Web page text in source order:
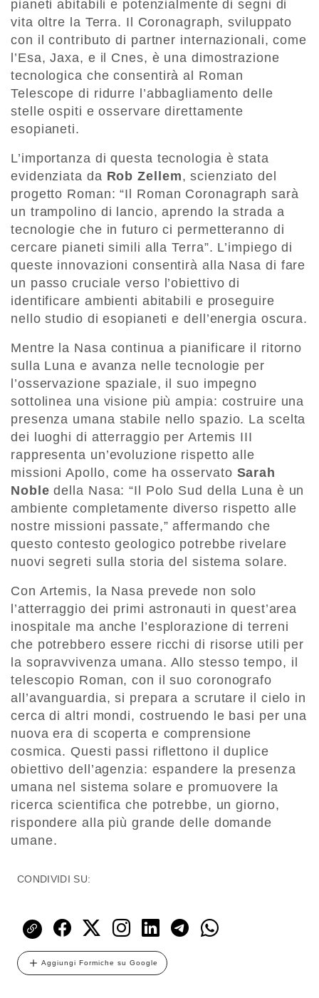
pianeti abitabili e potenzialmente di segni di
vita oltre la Terra. Il Coronagraph, sviluppato
con il contributo di partner internazionali, come
l’Esa, Jaxa, e il Cnes, è una dimostrazione
tecnologica che consentirà al Roman
Telescope di ridurre l’abbagliamento delle
stelle ospiti e osservare direttamente
esopianeti.
L’importanza di questa tecnologia è stata
evidenziata da Rob Zellem, scienziato del
progetto Roman: “Il Roman Coronagraph sarà
un trampolino di lancio, aprendo la strada a
tecnologie che in futuro ci permetteranno di
cercare pianeti simili alla Terra”. L’impiego di
queste innovazioni consentirà alla Nasa di fare
un passo cruciale verso l’obiettivo di
identificare ambienti abitabili e proseguire
nello studio di esopianeti e dell’energia oscura.
Mentre la Nasa continua a pianificare il ritorno
sulla Luna e avanza nelle tecnologie per
l’osservazione spaziale, il suo impegno
sottolinea una visione più ampia: costruire una
presenza umana stabile nello spazio. La scelta
dei luoghi di atterraggio per Artemis III
rappresenta un’evoluzione rispetto alle
missioni Apollo, come ha osservato Sarah
Noble della Nasa: “Il Polo Sud della Luna è un
ambiente completamente diverso rispetto alle
nostre missioni passate,” affermando che
questo contesto geologico potrebbe rivelare
nuovi segreti sulla storia del sistema solare.
Con Artemis, la Nasa prevede non solo
l’atterraggio dei primi astronauti in quest’area
inospitale ma anche l’esplorazione di terreni
che potrebbero essere ricchi di risorse utili per
la sopravvivenza umana. Allo stesso tempo, il
telescopio Roman, con il suo coronografo
all’avanguardia, si prepara a scrutare il cielo in
cerca di altri mondi, costruendo le basi per una
nuova era di scoperta e comprensione
cosmica. Questi passi riflettono il duplice
obiettivo dell’agenzia: espandere la presenza
umana nel sistema solare e promuovere la
ricerca scientifica che potrebbe, un giorno,
rispondere alla più grande delle domande
umane.
CONDIVIDI SU:
Aggiungi Formiche su Google